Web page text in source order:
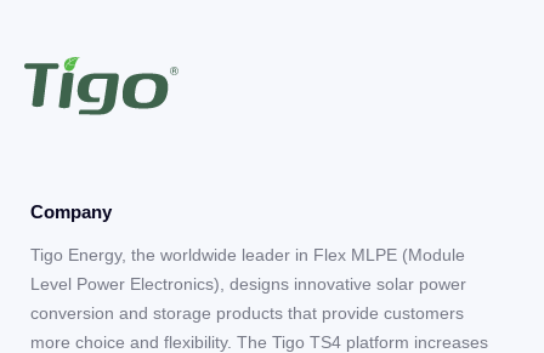
Company
Tigo Energy, the worldwide leader in Flex MLPE (Module
Level Power Electronics), designs innovative solar power
conversion and storage products that provide customers
more choice and flexibility. The Tigo TS4 platform increases